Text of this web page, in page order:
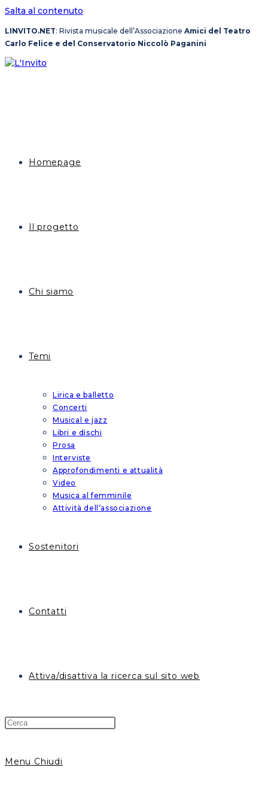
Salta al contenuto
LINVITO.NET: Rivista musicale dell’Associazione Amici del Teatro
Carlo Felice e del Conservatorio Niccolò Paganini
Homepage
Il progetto
Chi siamo
Temi
Lirica e balletto
Concerti
Musical e jazz
Libri e dischi
Prosa
Interviste
Approfondimenti e attualità
Video
Musica al femminile
Attività dell’associazione
Sostenitori
Contatti
Attiva/disattiva la ricerca sul sito web
Menu Chiudi